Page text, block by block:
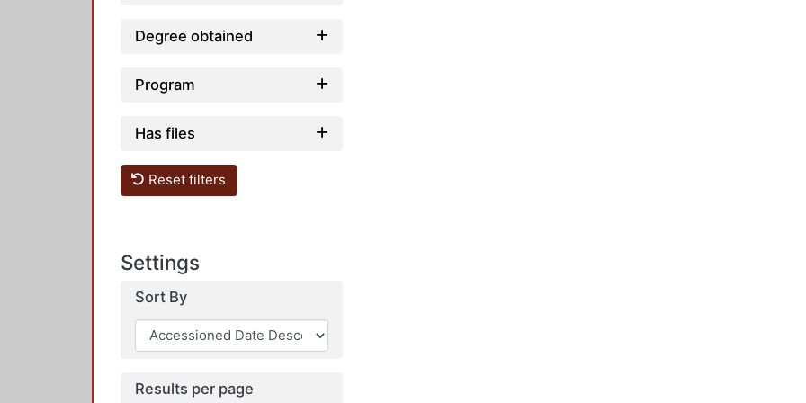
Degree obtained
Program
Has files
Reset filters
Settings
Sort By
Results per page